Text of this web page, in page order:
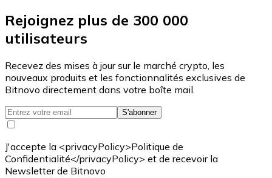
Rejoignez plus de 300 000
utilisateurs
Recevez des mises à jour sur le marché crypto, les
nouveaux produits et les fonctionnalités exclusives de
Bitnovo directement dans votre boîte mail.
S'abonner
J'accepte la <privacyPolicy>Politique de
Confidentialité</privacyPolicy> et de recevoir la
Newsletter de Bitnovo